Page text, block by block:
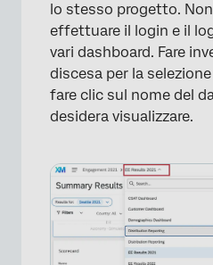
lo stesso progetto.
effettuare il login e il
vari dashboard. Fare
discesa per la
fare clic sul nome del
desidera visualizzare.